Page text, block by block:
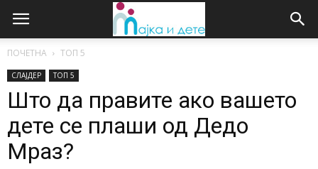
ПОЧЕТНА ТОП 5
СЛАЈДЕР ТОП 5
Што да правите ако вашето
дете се плаши од Дедо
Мраз?